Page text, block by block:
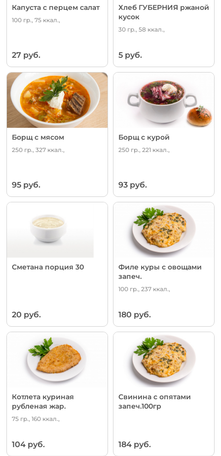
Капуста с перцем салат
100 гр., 75 ккал.,
27 руб.
Хлеб ГУБЕРНИЯ ржаной
кусок
30 гр., 58 ккал.,
5 руб.
Борщ с мясом
250 гр., 327 ккал.,
95 руб.
Борщ с курой
250 гр., 221 ккал.,
93 руб.
Сметана порция 30
20 руб.
Филе куры с овощами
запеч.
100 гр., 237 ккал.,
180 руб.
Котлета куриная
рубленая жар.
75 гр., 160 ккал.,
104 руб.
Свинина с опятами
запеч.100гр
184 руб.